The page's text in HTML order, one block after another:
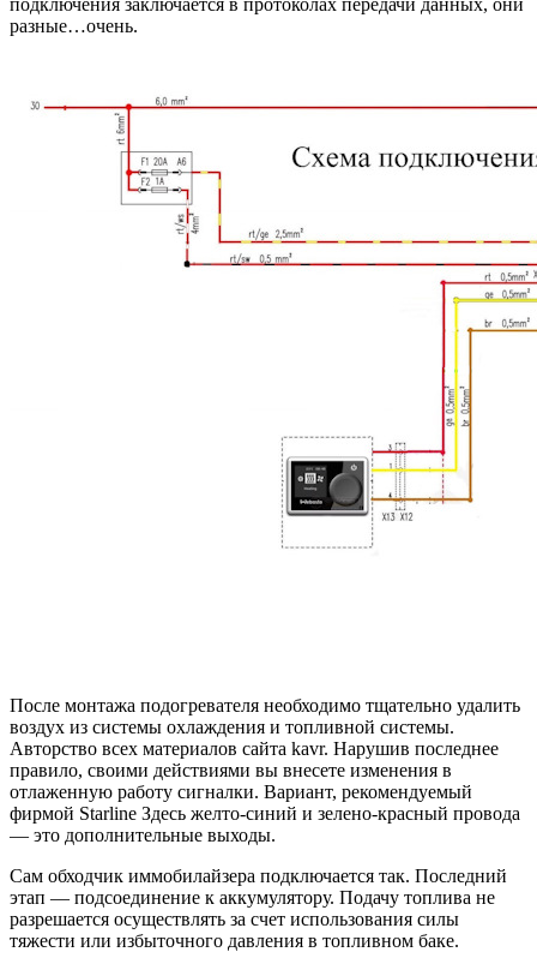
подключения заключается в протоколах передачи данных, они
разные…очень.
После монтажа подогревателя необходимо тщательно удалить
воздух из системы охлаждения и топливной системы.
Авторство всех материалов сайта kavr. Нарушив последнее
правило, своими действиями вы внесете изменения в
отлаженную работу сигналки. Вариант, рекомендуемый
фирмой Starline Здесь желто-синий и зелено-красный провода
— это дополнительные выходы.
Сам обходчик иммобилайзера подключается так. Последний
этап — подсоединение к аккумулятору. Подачу топлива не
разрешается осуществлять за счет использования силы
тяжести или избыточного давления в топливном баке.